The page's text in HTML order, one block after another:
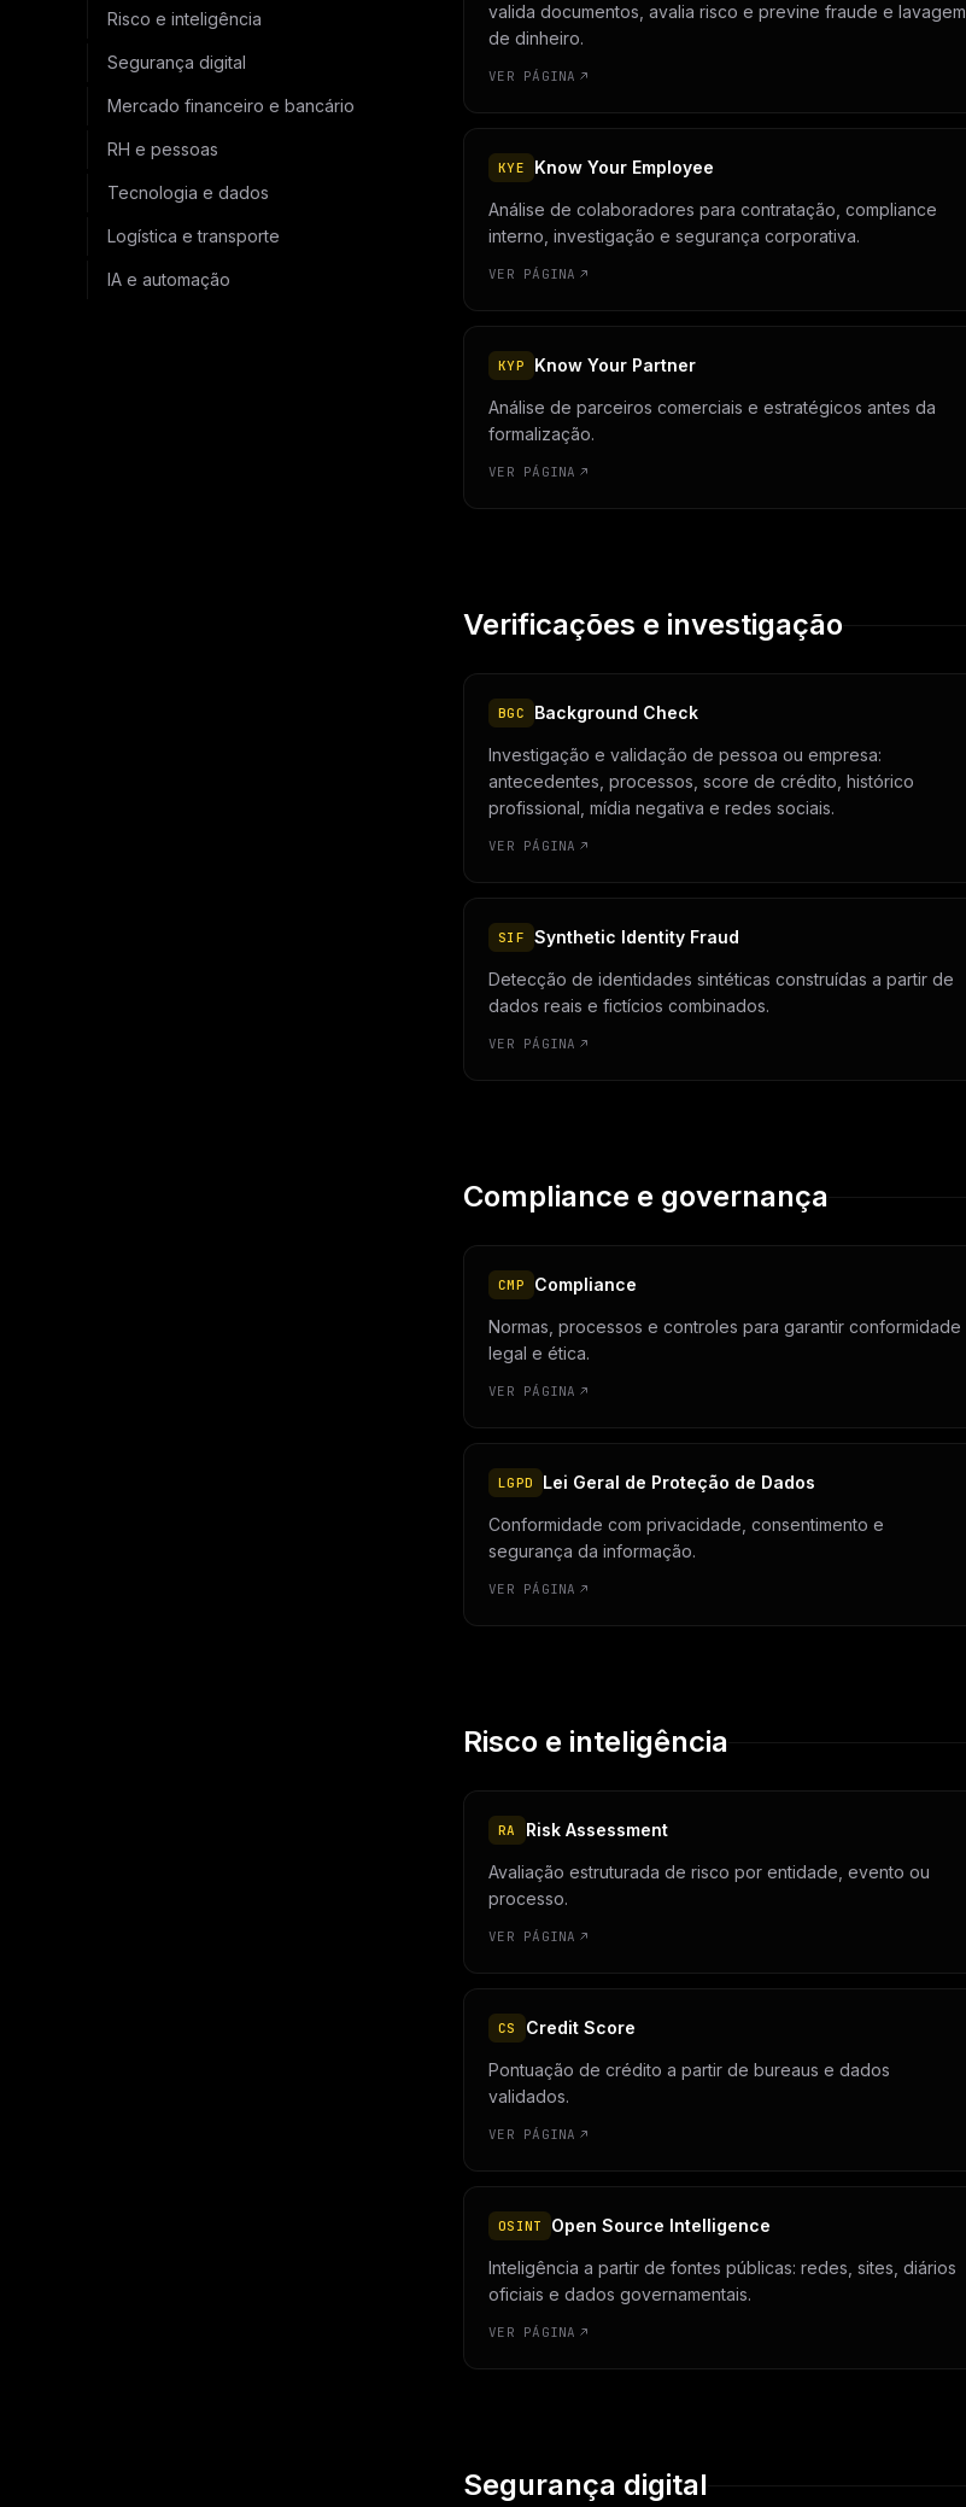
Risco e inteligência
Segurança digital
Mercado financeiro e bancário
RH e pessoas
Tecnologia e dados
Logística e transporte
IA e automação
valida documentos, avalia risco e previne fraude e lavagem
de dinheiro.
VER PÁGINA
KYE Know Your Employee
Análise de colaboradores para contratação, compliance
interno, investigação e segurança corporativa.
VER PÁGINA
KYP Know Your Partner
Análise de parceiros comerciais e estratégicos antes da
formalização.
VER PÁGINA
Verificações e investigação
BGC Background Check
Investigação e validação de pessoa ou empresa:
antecedentes, processos, score de crédito, histórico
profissional, mídia negativa e redes sociais.
VER PÁGINA
SIF Synthetic Identity Fraud
Detecção de identidades sintéticas construídas a partir de
dados reais e fictícios combinados.
VER PÁGINA
Compliance e governança
CMP Compliance
Normas, processos e controles para garantir conformidade
legal e ética.
VER PÁGINA
LGPD Lei Geral de Proteção de Dados
Conformidade com privacidade, consentimento e
segurança da informação.
VER PÁGINA
Risco e inteligência
RA Risk Assessment
Avaliação estruturada de risco por entidade, evento ou
processo.
VER PÁGINA
CS Credit Score
Pontuação de crédito a partir de bureaus e dados
validados.
VER PÁGINA
OSINT Open Source Intelligence
Inteligência a partir de fontes públicas: redes, sites, diários
oficiais e dados governamentais.
VER PÁGINA
Segurança digital